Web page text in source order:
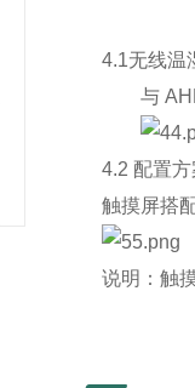
4.1无线温
与
4.2 配置
触摸屏搭
说明：触